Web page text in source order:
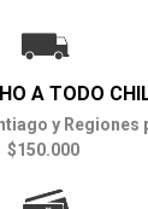
A TODO
y
$150.000